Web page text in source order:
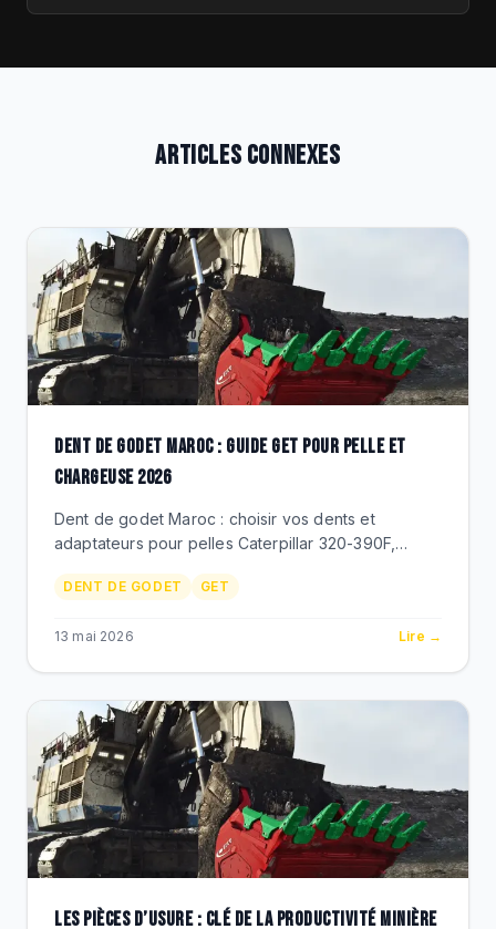
ARTICLES CONNEXES
DENT DE GODET MAROC : GUIDE GET POUR PELLE ET
CHARGEUSE 2026
Dent de godet Maroc : choisir vos dents et
adaptateurs pour pelles Caterpillar 320-390F,
ESCO, Berco GET, prix MAD.
DENT DE GODET GET
13 mai 2026 Lire →
LES PIÈCES D’USURE : CLÉ DE LA PRODUCTIVITÉ MINIÈRE